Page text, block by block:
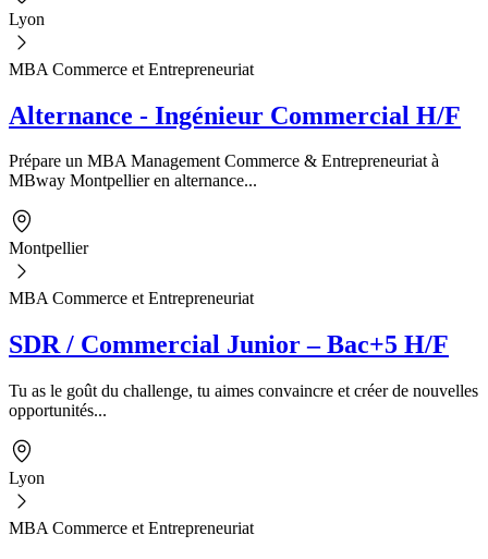
Lyon
MBA Commerce et Entrepreneuriat
Alternance - Ingénieur Commercial H/F
Prépare un MBA Management Commerce & Entrepreneuriat à
MBway Montpellier en alternance...
Montpellier
MBA Commerce et Entrepreneuriat
SDR / Commercial Junior – Bac+5 H/F
Tu as le goût du challenge, tu aimes convaincre et créer de nouvelles
opportunités...
Lyon
MBA Commerce et Entrepreneuriat